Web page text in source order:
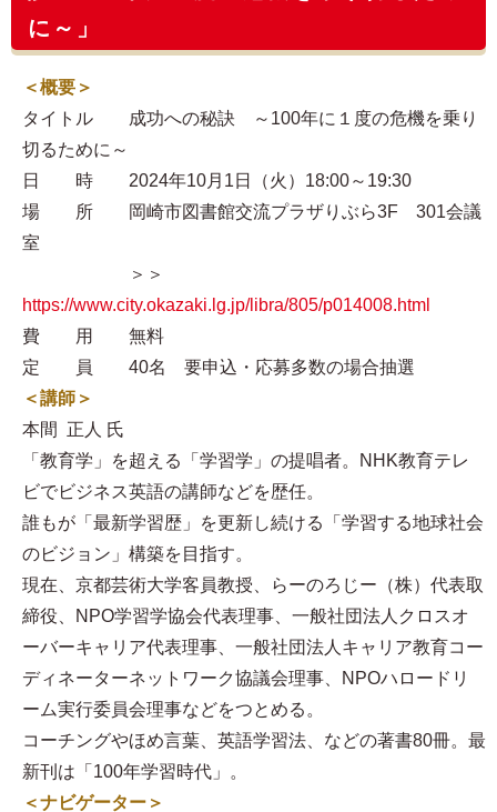
に～」
＜概要＞
タイトル 成功への秘訣 ～100年に１度の危機を乗り
切るために～
日 時 2024年10月1日（火）18:00～19:30
場 所 岡崎市図書館交流プラザりぶら3F 301会議
室
＞＞
https://www.city.okazaki.lg.jp/libra/805/p014008.html
費 用 無料
定 員 40名 要申込・応募多数の場合抽選
＜講師＞
本間 正人 氏
「教育学」を超える「学習学」の提唱者。NHK教育テレ
ビでビジネス英語の講師などを歴任。
誰もが「最新学習歴」を更新し続ける「学習する地球社会
のビジョン」構築を目指す。
現在、京都芸術大学客員教授、らーのろじー（株）代表取
締役、NPO学習学協会代表理事、一般社団法人クロスオ
ーバーキャリア代表理事、一般社団法人キャリア教育コー
ディネーターネットワーク協議会理事、NPOハロードリ
ーム実行委員会理事などをつとめる。
コーチングやほめ言葉、英語学習法、などの著書80冊。最
新刊は「100年学習時代」。
＜ナビゲーター＞